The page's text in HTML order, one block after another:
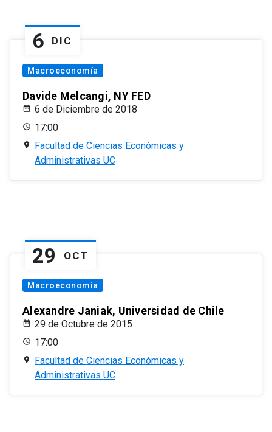
6 DIC
Macroeconomía
Davide Melcangi, NY FED
6 de Diciembre de 2018
17:00
Facultad de Ciencias Económicas y
Administrativas UC
29 OCT
Macroeconomía
Alexandre Janiak, Universidad de Chile
29 de Octubre de 2015
17:00
Facultad de Ciencias Económicas y
Administrativas UC